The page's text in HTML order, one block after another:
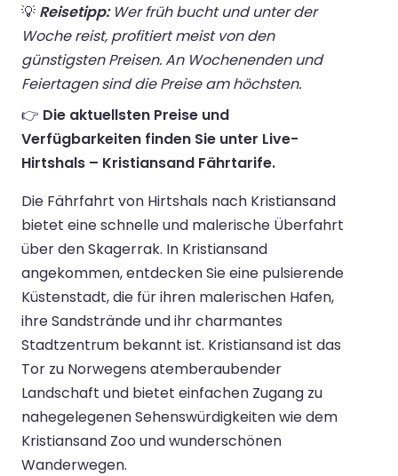
💡 Reisetipp:Wer früh bucht und unter der
Woche reist, profitiert meist von den
günstigsten Preisen. An Wochenenden und
Feiertagen sind die Preise am höchsten.
👉 Die aktuellsten Preise und
Verfügbarkeiten finden Sie unter Live-
Hirtshals – Kristiansand Fährtarife.
Die Fährfahrt von Hirtshals nach Kristiansand
bietet eine schnelle und malerische Überfahrt
über den Skagerrak. In Kristiansand
angekommen, entdecken Sie eine pulsierende
Küstenstadt, die für ihren malerischen Hafen,
ihre Sandstrände und ihr charmantes
Stadtzentrum bekannt ist. Kristiansand ist das
Tor zu Norwegens atemberaubender
Landschaft und bietet einfachen Zugang zu
nahegelegenen Sehenswürdigkeiten wie dem
Kristiansand Zoo und wunderschönen
Wanderwegen.